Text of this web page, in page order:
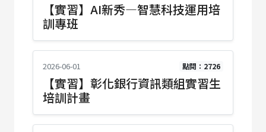
【實習】AI新秀—智慧科技運用培
訓專班
2026-06-01 點閱：2726
【實習】彰化銀行資訊類組實習生
培訓計畫